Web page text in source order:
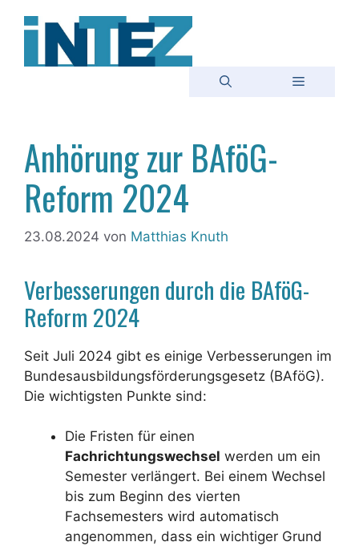
Inhalt
Menü
Anhörung zur BAföG-
Reform 2024
23.08.2024 von Matthias Knuth
Verbesserungen durch die BAföG-
Reform 2024
Seit Juli 2024 gibt es einige Verbesserungen im
Bundesausbildungsförderungsgesetz (BAföG).
Die wichtigsten Punkte sind:
Die Fristen für einen
Fachrichtungswechsel werden um ein
Semester verlängert. Bei einem Wechsel
bis zum Beginn des vierten
Fachsemesters wird automatisch
angenommen, dass ein wichtiger Grund